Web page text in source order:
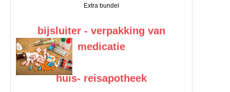
Extra bundel
bijsluiter - verpakking van
medicatie
huis- reisapotheek